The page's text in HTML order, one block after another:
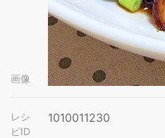
画像
レシ
ピID
1010011230